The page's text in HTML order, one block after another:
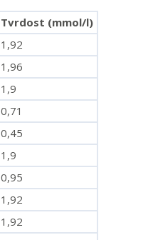
Tvrdost (mmol/l)
1,92
1,96
1,9
0,71
0,45
1,9
0,95
1,92
1,92